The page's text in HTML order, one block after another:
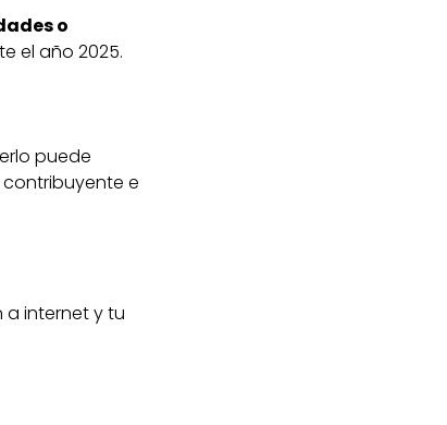
o
el año 2025.
puede
e
a internet y tu